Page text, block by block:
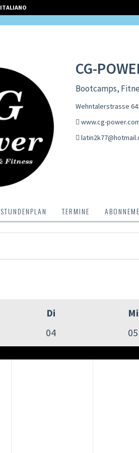
ITALIANO
CG-
Bootcamps,
Wehntalerstrasse
www.cg-
STUNDENPLAN TERMINE
Di
04
Mi
05